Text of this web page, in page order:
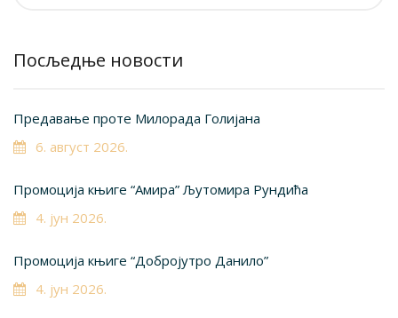
Посљедње новости
Предавање проте Милорада Голијана
6. август 2026.
Промоција књиге “Амира” Љутомира Рундића
4. јун 2026.
Промоција књиге “Добројутро Данило”
4. јун 2026.